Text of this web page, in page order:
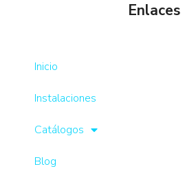
Enlaces
Inicio
Instalaciones
Catálogos
Blog